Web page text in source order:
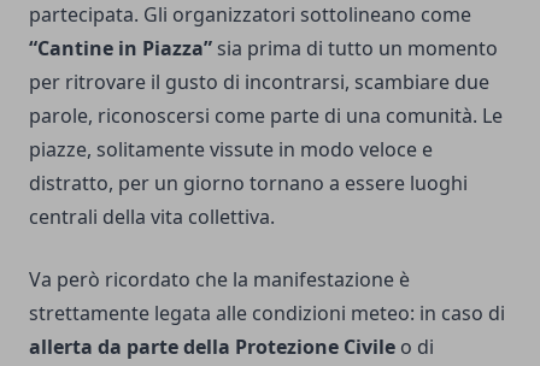
partecipata. Gli organizzatori sottolineano come
“Cantine in Piazza” sia prima di tutto un momento
per ritrovare il gusto di incontrarsi, scambiare due
parole, riconoscersi come parte di una comunità. Le
piazze, solitamente vissute in modo veloce e
distratto, per un giorno tornano a essere luoghi
centrali della vita collettiva.
Va però ricordato che la manifestazione è
strettamente legata alle condizioni meteo: in caso di
allerta da parte della Protezione Civile o di